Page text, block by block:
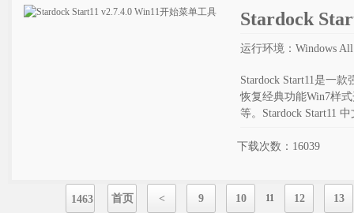
Stardock
运行环境：Windows All
Stardock Start11是一
恢复经典功能Win7样
等。Stardock Start11
下载次数：16039
1463 首页 < 9 10 11 12 13